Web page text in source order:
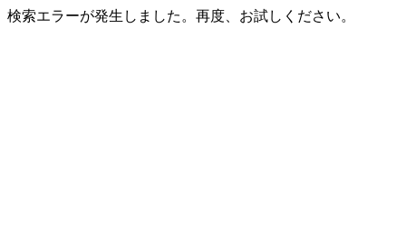
検索エラーが発生しました。再度、お試しください。